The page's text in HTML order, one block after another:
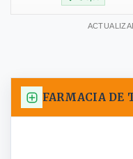
FARMACIA DE